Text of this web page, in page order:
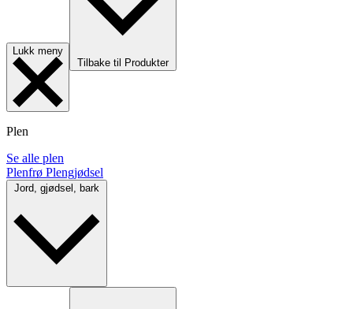
Lukk meny
Tilbake til Produkter
Plen
Se alle plen
Plenfrø Plengjødsel